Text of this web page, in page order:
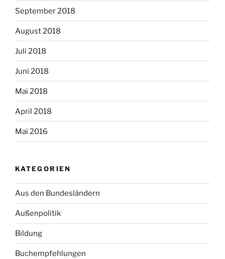
September 2018
August 2018
Juli 2018
Juni 2018
Mai 2018
April 2018
Mai 2016
KATEGORIEN
Aus den Bundesländern
Außenpolitik
Bildung
Buchempfehlungen